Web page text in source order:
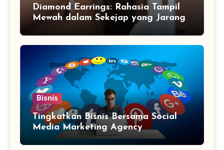
Diamond Earrings: Rahasia Tampil
Mewah dalam Sekejap yang Jarang
Bisnis
Tingkatkan Bisnis Bersama Social
Media Marketing Agency